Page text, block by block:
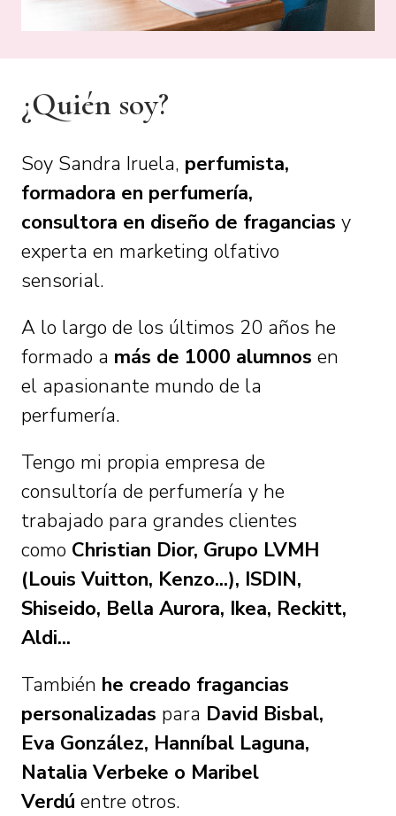
¿Quién soy?
Soy Sandra Iruela, perfumista,
formadora en perfumería,
consultora en diseño de fragancias y
experta en marketing olfativo
sensorial.
A lo largo de los últimos 20 años he
formado a más de 1000 alumnos en
el apasionante mundo de la
perfumería.
Tengo mi propia empresa de
consultoría de perfumería y he
trabajado para grandes clientes
como Christian Dior, Grupo LVMH
(Louis Vuitton, Kenzo...), ISDIN,
Shiseido, Bella Aurora, Ikea, Reckitt,
Aldi...
También he creado fragancias
personalizadas para David Bisbal,
Eva González, Hanníbal Laguna,
Natalia Verbeke o Maribel
Verdú entre otros.